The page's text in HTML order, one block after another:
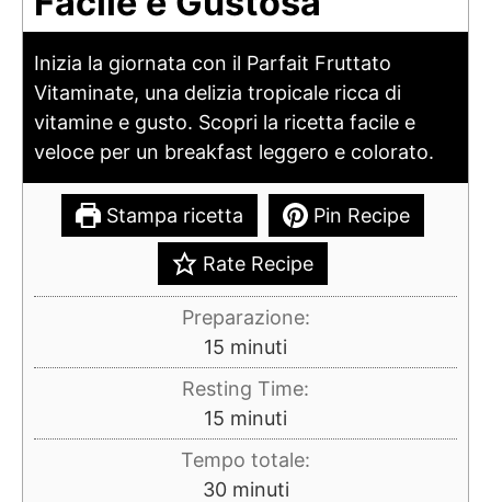
Inizia la giornata con il Parfait Fruttato
Vitaminate, una delizia tropicale ricca di
vitamine e gusto. Scopri la ricetta facile e
veloce per un breakfast leggero e colorato.
Stampa ricetta Pin Recipe
Rate Recipe
Preparazione:
15 minuti
minuti
Resting Time:
15 minuti
minuti
Tempo totale:
30minuti
minuti